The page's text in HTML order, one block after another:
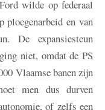
wilde op federaal
en van
De expansiesteun
niet, omdat de PS
Vlaamse banen zijn
men dus durven
of zelfs een